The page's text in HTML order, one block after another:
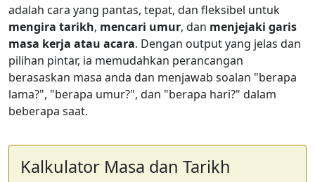
adalah cara yang pantas, tepat, dan fleksibel untuk
mengira tarikh, mencari umur, dan menjejaki garis
masa kerja atau acara. Dengan output yang jelas dan
pilihan pintar, ia memudahkan perancangan
berasaskan masa anda dan menjawab soalan "berapa
lama?", "berapa umur?", dan "berapa hari?" dalam
beberapa saat.
Kalkulator Masa dan Tarikh